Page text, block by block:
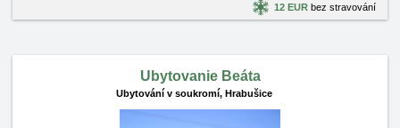
12 EUR bez stravování
Ubytovanie Beáta
Ubytování v soukromí, Hrabušice